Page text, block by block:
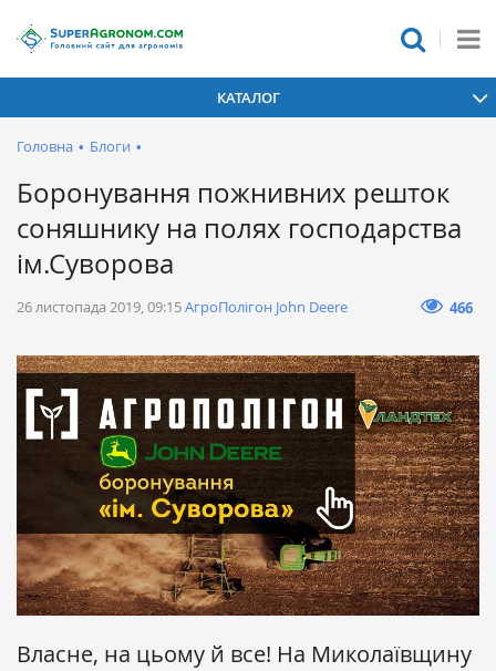
КАТАЛОГ
Головна • Блоги •
Боронування пожнивних решток
соняшнику на полях господарства
ім.Суворова
26 листопада 2019, 09:15АгроПолігон John Deere 466
Власне, на цьому й все! На Миколаївщину